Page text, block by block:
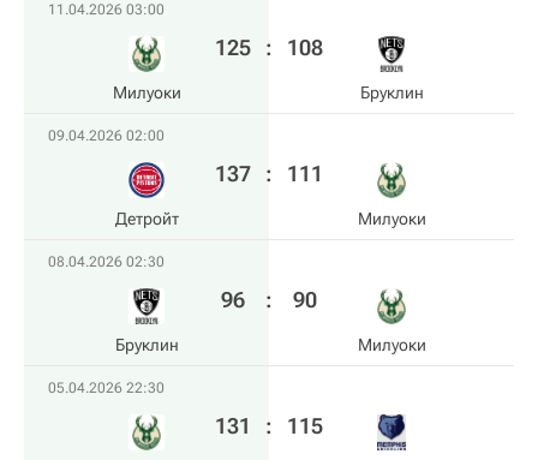
11.04.2026 03:00
Милуоки
125 : 108
Бруклин
09.04.2026 02:00
Детройт
137 : 111
Милуоки
08.04.2026 02:30
Бруклин
96 : 90
Милуоки
05.04.2026 22:30
131 : 115